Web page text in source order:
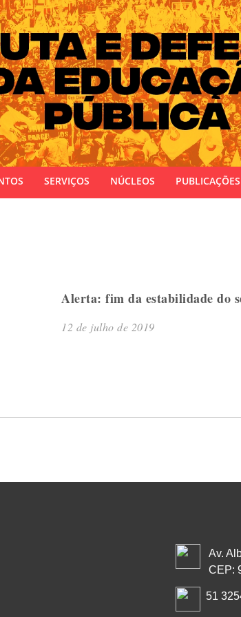
Estado do Rio Grande do Sul
SERVIÇOS NÚCLEOS PUBLICAÇÕES
Alerta: fim da estabilidade do
12 de julho de 2019
Av.
CEP:
51